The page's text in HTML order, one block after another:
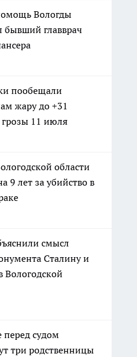
Вологды
бывший главврач
пообещали
жару до +31
грозы 11 июля
области
9 лет за убийство в
смысл
Сталину и
Вологодской
перед судом
три родственницы